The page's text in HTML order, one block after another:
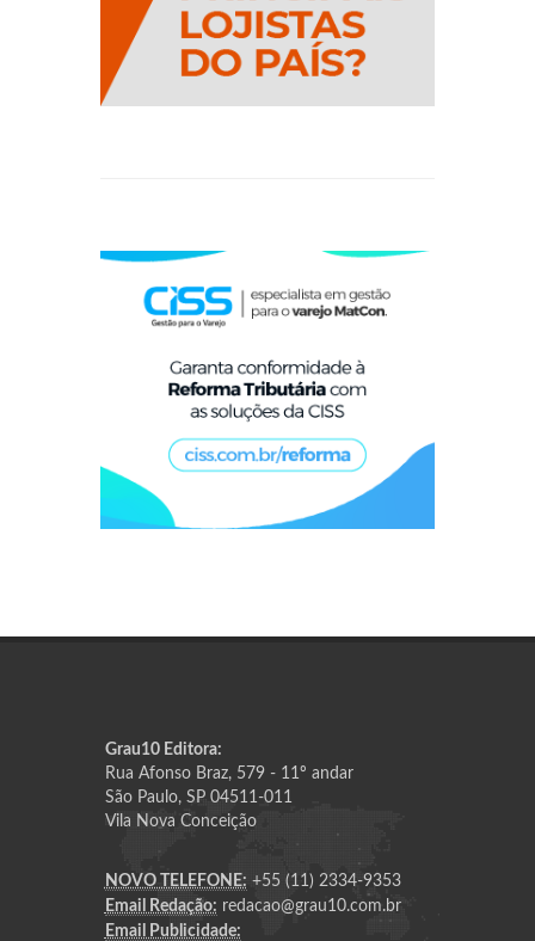
Grau10 Editora:
Rua Afonso Braz, 579 - 11º andar
São Paulo, SP 04511-011
Vila Nova Conceição
NOVO TELEFONE: +55 (11) 2334-9353
Email Redação: redacao@grau10.com.br
Email Publicidade: